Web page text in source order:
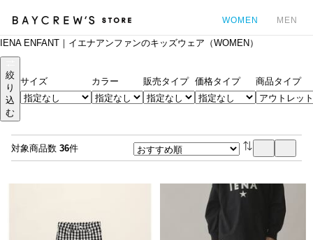
WOMEN MEN
IENA ENFANT｜イエナアンファンのキッズウェア（WOMEN）
絞
り
込
む
サイズ カラー 販売タイプ 価格タイプ 商品タイプ
対象商品数 36件